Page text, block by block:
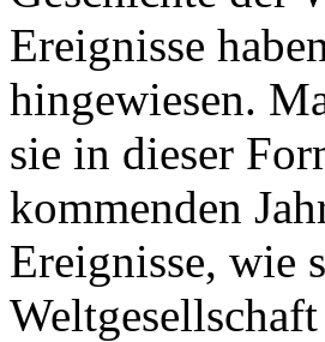
Ereignisse
hingewiesen.
sie in dieser
kommenden
Ereignisse, wie